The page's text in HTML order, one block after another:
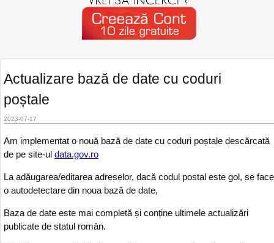
Actualizare bază de date cu coduri
poștale
2023-07-17
Am implementat o nouă bază de date cu coduri poștale descărcată
de pe site-ul data.gov.ro
La adăugarea/editarea adreselor, dacă codul postal este gol, se face
o autodetectare din noua bază de date,
Baza de date este mai completă și conține ultimele actualizări
publicate de statul român.